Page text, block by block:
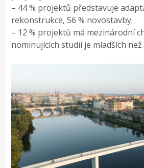
– 44 % projektů představuje
rekonstrukce, 56 % novostavby.
– 12 % projektů má mezinárodní
nominujících studií je mladších než